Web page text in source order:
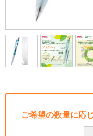
ご希望の数量に応